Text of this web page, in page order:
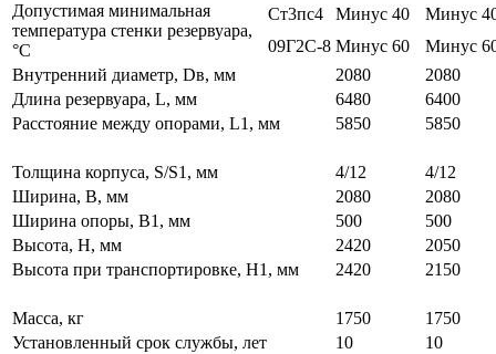
Допустимая минимальная
температура стенки резервуара,
°С
Ст3пс4 Минус 40
Минус
09Г2С-8 Минус 60
Минус
Внутренний диаметр, Dв, мм
2080
2080
Длина резервуара, L, мм
6480
6400
Расстояние между опорами, L1, мм
5850 5850
Толщина корпуса, S/S1, мм 4/12
4/12
Ширина, В, мм
2080
2080
Ширина опоры, В1, мм
500
500
Высота, Н, мм
2420
2050
Высота при транспортировке, Н1, мм
2420 2150
Масса, кг 1750
1750
Установленный срок службы, лет
10
10